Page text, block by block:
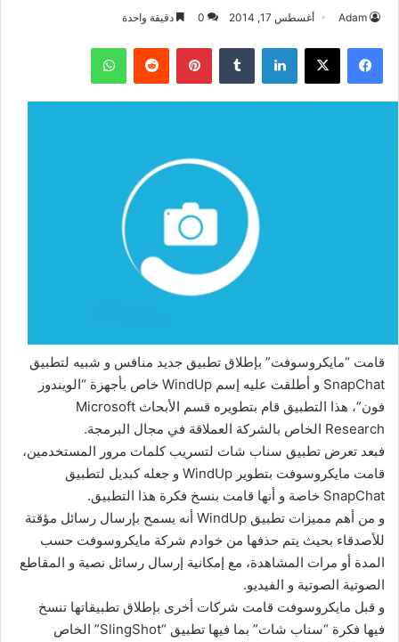
Adam أغسطس 17, 2014 0 دقيقة واحدة
فيسبوك ‫X لينكدإن بينتيريست واتساب
قامت “مايكروسوفت” بإطلاق تطبيق جديد منافس و شبيه لتطبيق
SnapChat و أطلقت عليه إسم WindUp خاص بأجهزة “الويندوز
فون”، هذا التطبيق قام بتطويره قسم الأبحاث Microsoft
Research الخاص بالشركة العملاقة في مجال البرمجة.
فبعد تعرض تطبيق سناب شات لتسريب كلمات مرور المستخدمين،
قامت مايكروسوفت بتطوير WindUp و جعله كبديل لتطبيق
SnapChat خاصة و أنها قامت بنسخ فكرة هذا التطبيق.
و من أهم مميزات تطبيق WindUp أنه يسمح بإرسال رسائل مؤقتة
للأصدقاء بحيث يتم حذفها من خوادم شركة مايكروسوفت حسب
المدة أو مرات المشاهدة، مع إمكانية إرسال رسائل نصية و المقاطع
الصوتية الصوتية و الفيديو.
و قبل مايكروسوفت قامت شركات أخرى بإطلاق تطبيقاتها تنسخ
فيها فكرة “سناب شات” بما فيها تطبيق “SlingShot” الخاص